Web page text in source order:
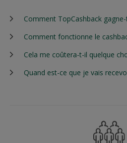
Comment TopCashback
Comment fonctionne le
Cela me coûtera-t-il quelque
Quand est-ce que je vais